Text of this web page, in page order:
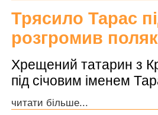
Трясило Тарас
розгромив
Хрещений татарин з
під січовим іменем
читати більше...